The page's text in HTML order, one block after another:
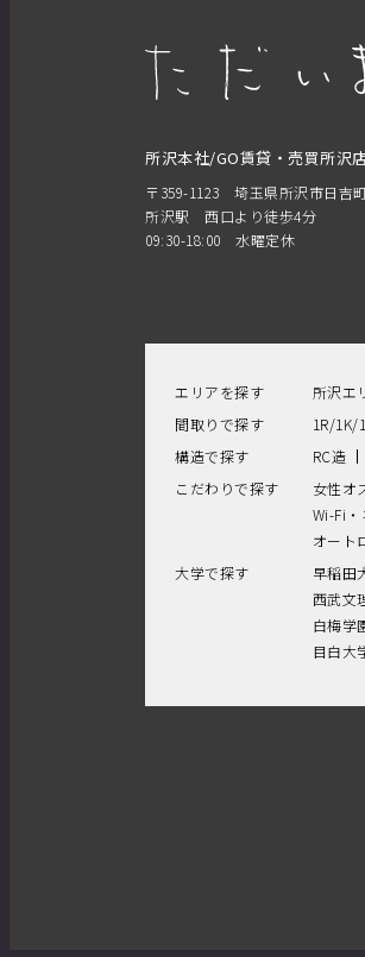
所沢本社/GO賃貸・売買所沢
〒359-1123 埼玉県所沢市日吉
所沢駅 西口より徒歩4分
09:30-18:00 水曜定休
エリアを探す 所沢エ
間取りで探す
1R/1K/
構造で探す
RC造
こだわりで探す
女性オ
Wi-Fi
オート
大学で探す
早稲田
西武文
白梅学
目白大